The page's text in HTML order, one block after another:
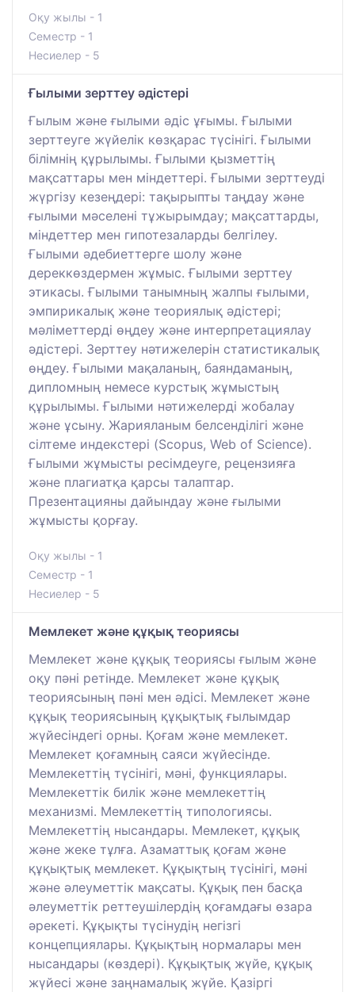
Оқу жылы - 1
Семестр - 1
Несиелер - 5
Ғылыми зерттеу әдістері
Ғылым және ғылыми әдіс ұғымы. Ғылыми
зерттеуге жүйелік көзқарас түсінігі. Ғылыми
білімнің құрылымы. Ғылыми қызметтің
мақсаттары мен міндеттері. Ғылыми зерттеуді
жүргізу кезеңдері: тақырыпты таңдау және
ғылыми мәселені тұжырымдау; мақсаттарды,
міндеттер мен гипотезаларды белгілеу.
Ғылыми әдебиеттерге шолу және
дереккөздермен жұмыс. Ғылыми зерттеу
этикасы. Ғылыми танымның жалпы ғылыми,
эмпирикалық және теориялық әдістері;
мәліметтерді өңдеу және интерпретациялау
әдістері. Зерттеу нәтижелерін статистикалық
өңдеу. Ғылыми мақаланың, баяндаманың,
дипломның немесе курстық жұмыстың
құрылымы. Ғылыми нәтижелерді жобалау
және ұсыну. Жарияланым белсенділігі және
сілтеме индекстері (Scopus, Web of Science).
Ғылыми жұмысты ресімдеуге, рецензияға
және плагиатқа қарсы талаптар.
Презентацияны дайындау және ғылыми
жұмысты қорғау.
Оқу жылы - 1
Семестр - 1
Несиелер - 5
Мемлекет және құқық теориясы
Мемлекет және құқық теориясы ғылым және
оқу пәні ретінде. Мемлекет және құқық
теориясының пәні мен әдісі. Мемлекет және
құқық теориясының құқықтық ғылымдар
жүйесіндегі орны. Қоғам және мемлекет.
Мемлекет қоғамның саяси жүйесінде.
Мемлекеттің түсінігі, мәні, функциялары.
Мемлекеттік билік және мемлекеттің
механизмі. Мемлекеттің типологиясы.
Мемлекеттің нысандары. Мемлекет, құқық
және жеке тұлға. Азаматтық қоғам және
құқықтық мемлекет. Құқықтың түсінігі, мәні
және әлеуметтік мақсаты. Құқық пен басқа
әлеуметтік реттеушілердің қоғамдағы өзара
әрекеті. Құқықты түсінудің негізгі
концепциялары. Құқықтың нормалары мен
нысандары (көздері). Құқықтық жүйе, құқық
жүйесі және заңнамалық жүйе. Қазіргі